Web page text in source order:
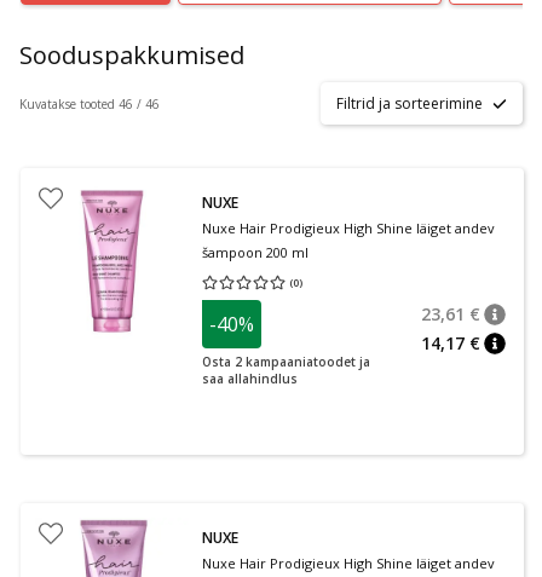
Sooduspakkumised
Kuvatakse tooted 46 / 46 Filtrid ja sorteerimine
NUXE
Nuxe Hair Prodigieux High Shine läiget andev
šampoon 200 ml
(0)
Keskmine hinnang 0.00
-40%
Osta 2 kampaaniatoodet ja
saa allahindlus
23,61 €
14,17 €
NUXE
Nuxe Hair Prodigieux High Shine läiget andev